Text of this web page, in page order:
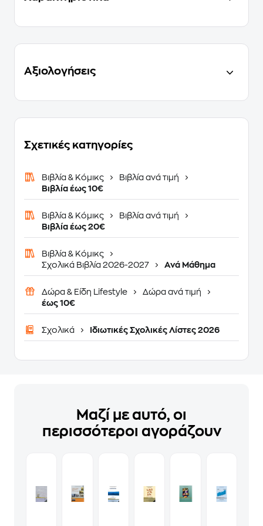
Αξιολογήσεις
Σχετικές κατηγορίες
Βιβλία & Κόμικς
Βιβλία ανά τιμή
Βιβλία έως 10€
Βιβλία & Κόμικς
Βιβλία ανά τιμή
Βιβλία έως 20€
Βιβλία & Κόμικς
Σχολικά Βιβλία 2026-2027
Ανά Μάθημα
Δώρα & Είδη Lifestyle
Δώρα ανά τιμή
έως 10€
Σχολικά Ιδιωτικές Σχολικές Λίστες 2026
Μαζί με αυτό, οι
περισσότεροι αγοράζουν